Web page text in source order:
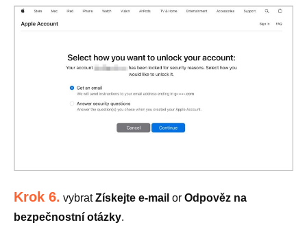
Krok 6. vybratZískejte e-mail or Odpověz na
bezpečnostní otázky.